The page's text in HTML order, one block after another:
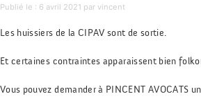
Publié le
Publié le : 6 avril 2021 par vincent
Les huissiers de la CIPAV sont de sortie.
Et certaines contraintes apparaissent bien
Vous pouvez demander à PINCENT AVOCATS